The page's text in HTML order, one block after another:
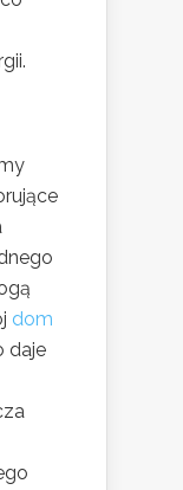
dom
daje